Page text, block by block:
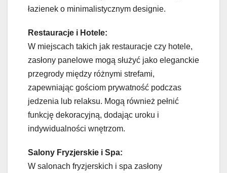
łazienek o minimalistycznym designie.
Restauracje i Hotele:
W miejscach takich jak restauracje czy hotele,
zasłony panelowe mogą służyć jako eleganckie
przegrody między różnymi strefami,
zapewniając gościom prywatność podczas
jedzenia lub relaksu. Mogą również pełnić
funkcję dekoracyjną, dodając uroku i
indywidualności wnętrzom.
Salony Fryzjerskie i Spa:
W salonach fryzjerskich i spa zasłony